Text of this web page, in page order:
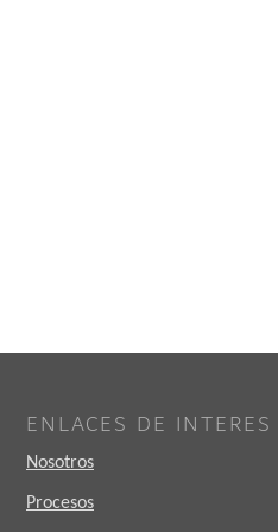
ENLACES DE INTERES
Nosotros
Procesos